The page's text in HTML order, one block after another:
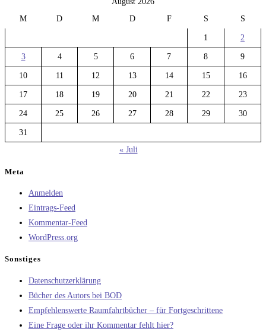
M
D M D F S S
1 2
3 4 5 6 7 8 9
10 11 12 13 14 15 16
17 18 19 20 21 22 23
24 25 26 27 28 29 30
31
« Juli
Meta
Anmelden
Eintrags-Feed
Kommentar-Feed
WordPress.org
Sonstiges
Datenschutzerklärung
Bücher des Autors bei BOD
Empfehlenswerte Raumfahrtbücher – für Fortgeschrittene
Eine Frage oder ihr Kommentar fehlt hier?